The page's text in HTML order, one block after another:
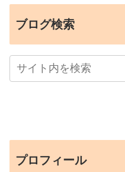
ブログ検索
プロフィール